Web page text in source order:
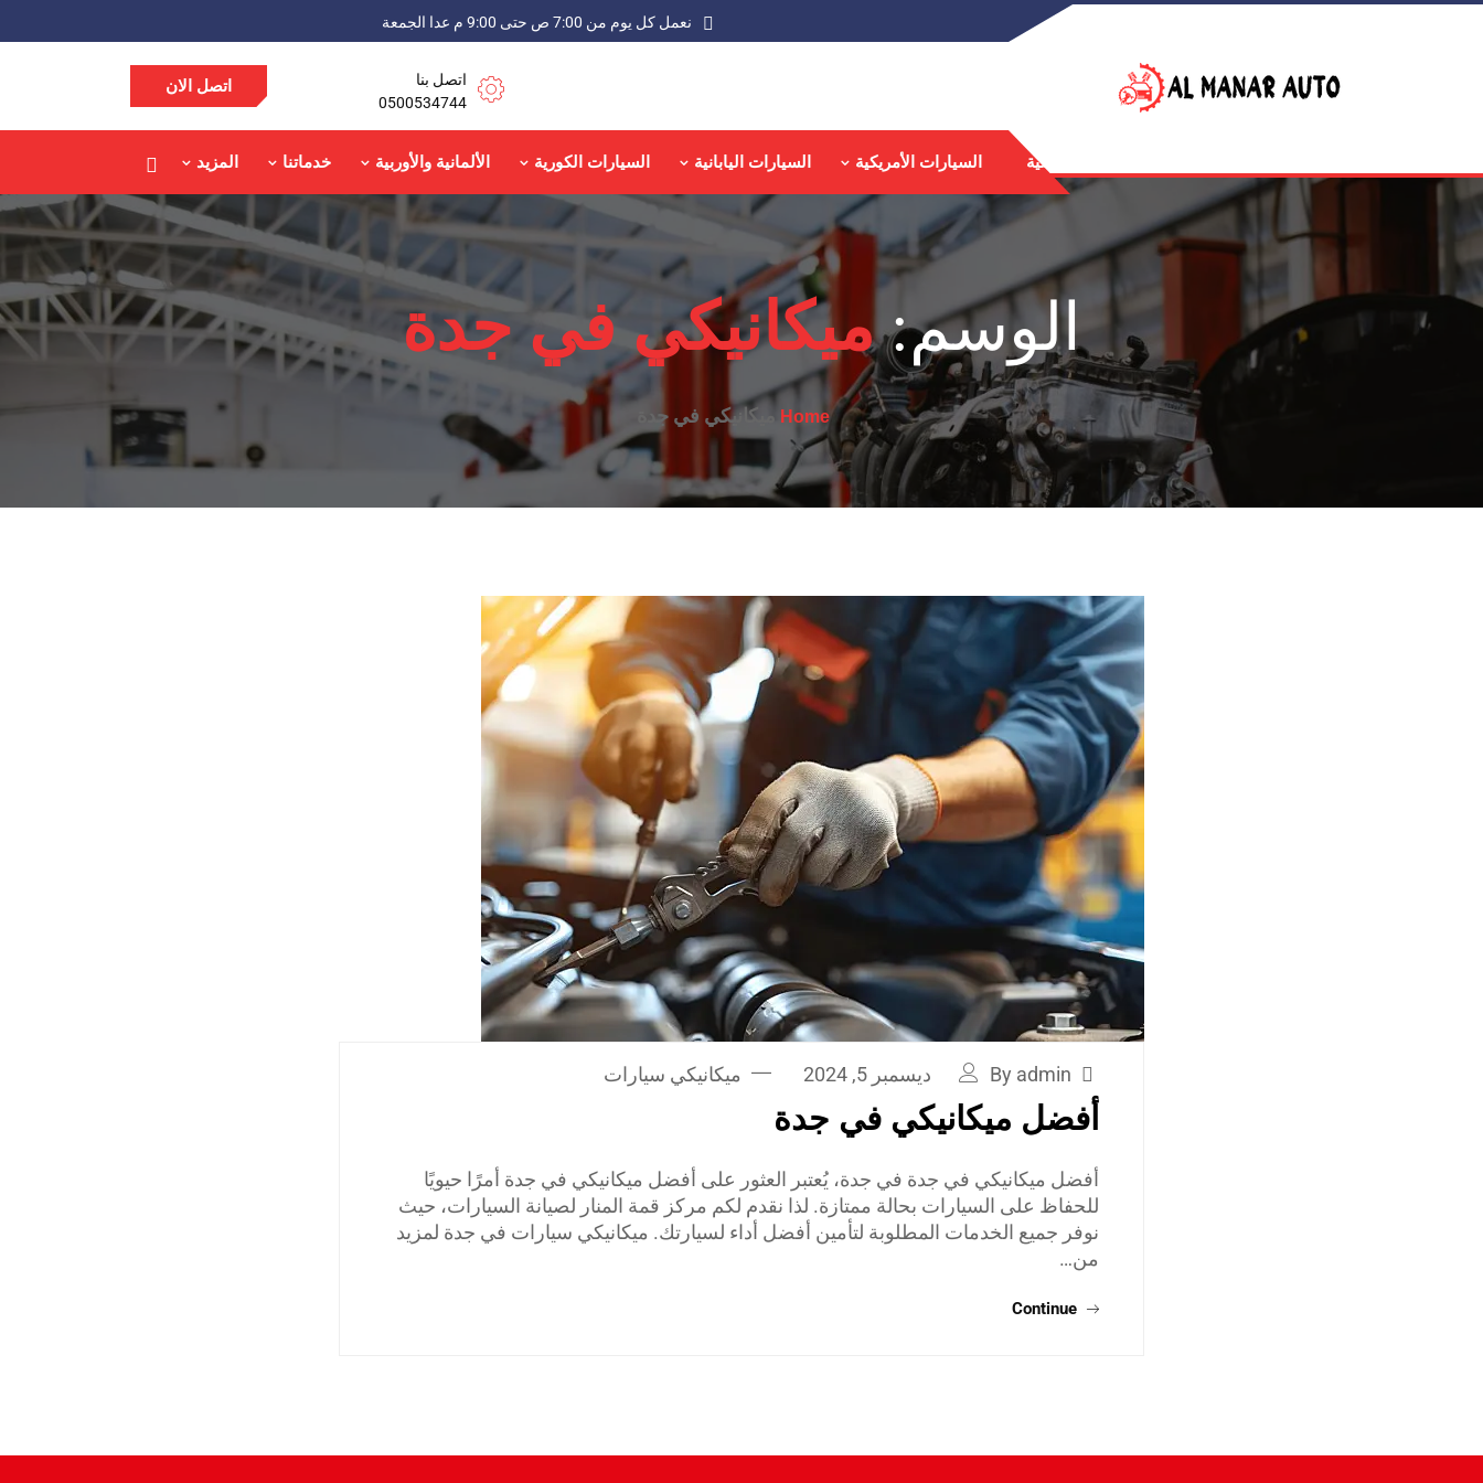
نعمل كل يوم من 7:00 ص حتى 9:00 م عدا الجمعة
اتصل بنا
0500534744
اتصل الان
الرئيسية السيارات الأمريكية السيارات اليابانية السيارات الكورية الألمانية والأوربية خدماتنا المزيد
الوسم:ميكانيكي في جدة
Home ميكانيكي في جدة
By admin ديسمبر 5, 2024 ميكانيكي سيارات
أفضل ميكانيكي في جدة
أفضل ميكانيكي في جدة في جدة، يُعتبر العثور على أفضل ميكانيكي في جدة أمرًا حيويًا
للحفاظ على السيارات بحالة ممتازة. لذا نقدم لكم مركز قمة المنار لصيانة السيارات، حيث
نوفر جميع الخدمات المطلوبة لتأمين أفضل أداء لسيارتك. ميكانيكي سيارات في جدة لمزيد
من…
Continue